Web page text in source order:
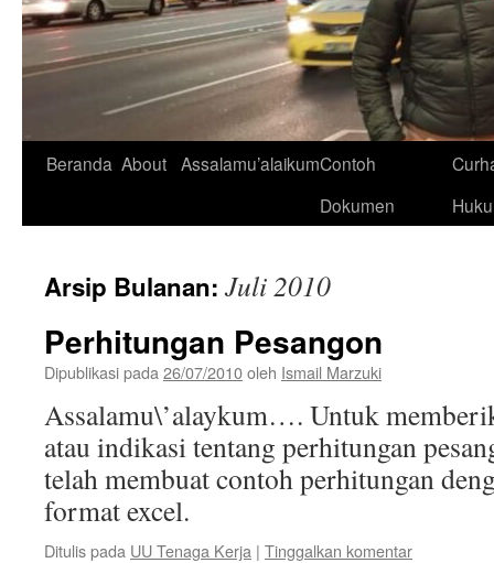
Beranda About Assalamu’alaikumContoh
Dokumen
Arsip Bulanan: Juli 2010
Perhitungan Pesangon
Dipublikasi pada 26/07/2010oleh Ismail Marzuki
Assalamu\’alaykum…. Untuk
atau indikasi tentang perhitungan
telah membuat contoh perhitungan
format excel.
Ditulis pada UU Tenaga Kerja | Tinggalkan komentar